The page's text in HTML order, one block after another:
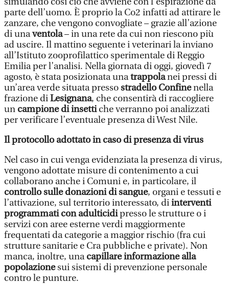
parte dell’uomo. È proprio la Co2 infatti ad attirare le
zanzare, che vengono convogliate – grazie all’azione
di unaventola– in una rete da cui non riescono più
ad uscire. Il mattino seguente i veterinari la inviano
all’Istituto zooprofilattico sperimentale di Reggio
Emilia per l’analisi. Nella giornata di oggi, giovedì 7
agosto, è stata posizionata unatrappolanei pressi di
un’area verde situata pressostradello Confinenella
frazione diLesignana, che consentirà di raccogliere
un campione di insettiche verranno poi analizzati
per verificare l’eventuale presenza di West Nile.
Il protocollo adottato in caso di presenza di virus
Nel caso in cui venga evidenziata la presenza di virus,
vengono adottate misure di contenimento a cui
collaborano anche i Comuni e, in particolare, il
controllo sulle donazioni di sangue, organi e tessuti e
l’attivazione, sul territorio interessato, diinterventi
programmati con adulticidipresso le strutture o i
servizi con aree esterne verdi maggiormente
frequentati da categorie a maggior rischio (fra cui
strutture sanitarie e Cra pubbliche e private). Non
manca, inoltre, unacapillare informazione alla
popolazionesui sistemi di prevenzione personale
contro le punture.